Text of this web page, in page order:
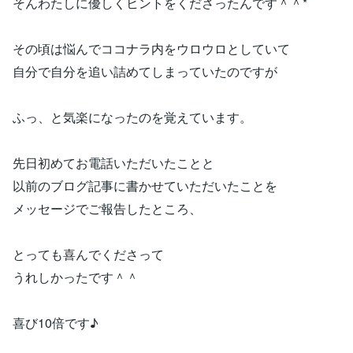
その頃は悩んでココナラ内をウロウロとしていて
自分で自分を追い詰めてしまっていたのですが
ふっ、と気楽になったのを覚えています。
先日初めてお電話いただいたことと
以前のブログ記事に書かせていただいたことを
メッセージでご報告したところ、
とっても喜んでくださって
うれしかったです＾＾
喜び10倍です♪